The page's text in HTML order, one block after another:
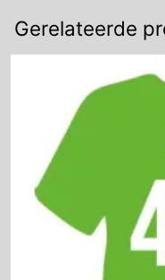
Gerelateerde